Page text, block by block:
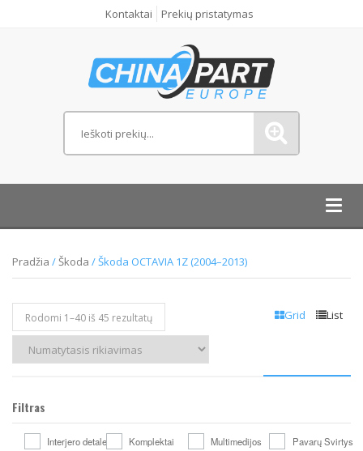
Kontaktai Prekių pristatymas
Pradžia /Škoda / Škoda OCTAVIA 1Z (2004–2013)
Grid List
Rodomi 1–40 iš 45 rezultatų
Filtras
Interjero detales Komplektai Multimedijos
Pavarų Svirtys